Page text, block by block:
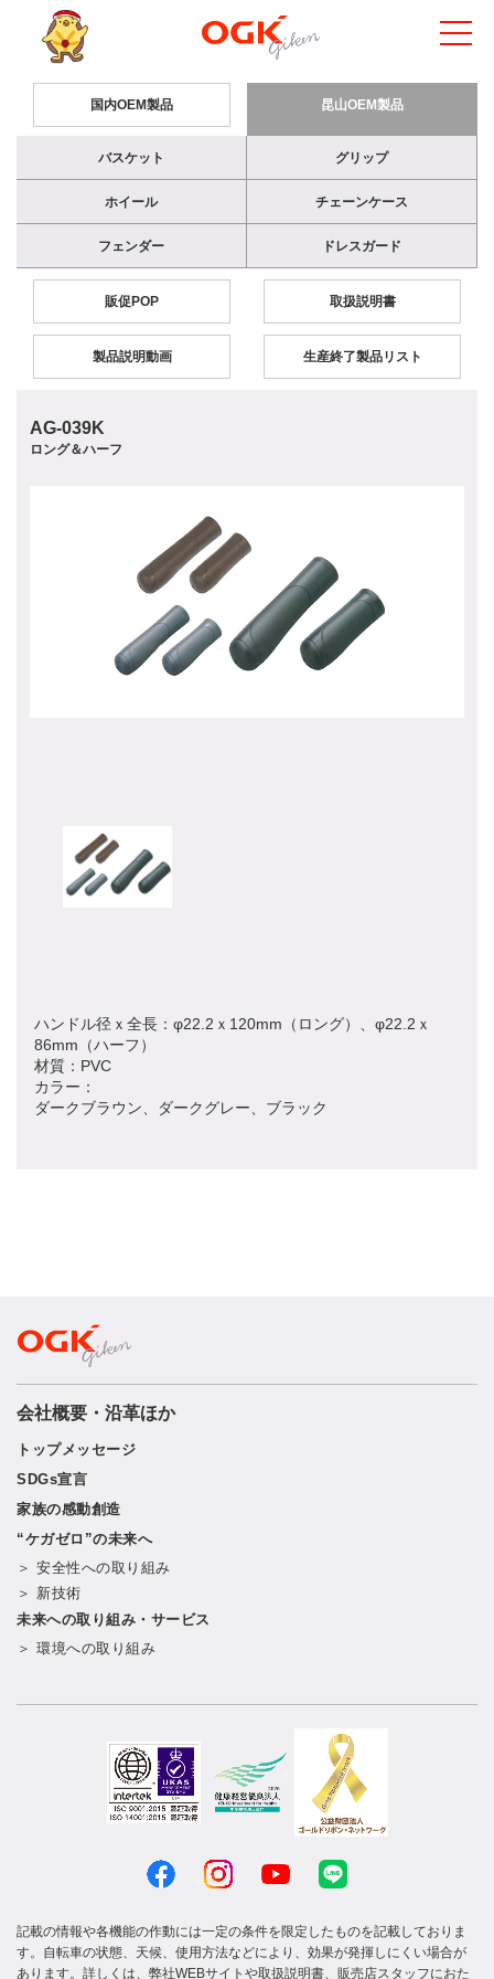
国内OEM製品 昆山OEM製品
バスケット グリップ
ホイール チェーンケース
フェンダー ドレスガード
販促POP 取扱説明書
製品説明動画 生産終了製品リスト
AG-039K
ロング＆ハーフ
ハンドル径ｘ全長：φ22.2ｘ120mm（ロング）、φ22.2ｘ
86mm（ハーフ）
材質：PVC
カラー：
ダークブラウン、ダークグレー、ブラック
会社概要・沿革ほか
トップメッセージ
SDGs宣言
家族の感動創造
“ケガゼロ”の未来へ
＞ 安全性への取り組み
＞ 新技術
未来への取り組み・サービス
＞ 環境への取り組み
記載の情報や各機能の作動には一定の条件を限定したものを記載しておりま
す。自転車の状態、天候、使用方法などにより、効果が発揮しにくい場合が
あります。詳しくは、弊社WEBサイトや取扱説明書、販売店スタッフにおた